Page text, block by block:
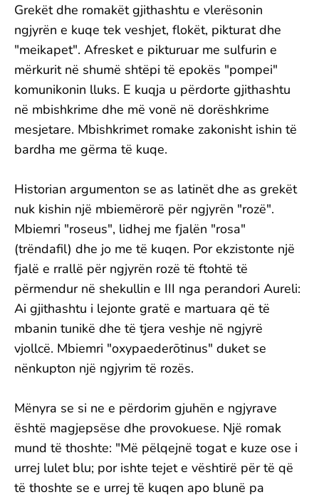
Grekët dhe romakët gjithashtu e vlerësonin
ngjyrën e kuqe tek veshjet, flokët, pikturat dhe
"meikapet". Afresket e pikturuar me sulfurin e
mërkurit në shumë shtëpi të epokës "pompei"
komunikonin lluks. E kuqja u përdorte gjithashtu
në mbishkrime dhe më vonë në dorëshkrime
mesjetare. Mbishkrimet romake zakonisht ishin të
bardha me gërma të kuqe.
Historian argumenton se as latinët dhe as grekët
nuk kishin një mbiemërorë për ngjyrën "rozë".
Mbiemri "roseus", lidhej me fjalën "rosa"
(trëndafil) dhe jo me të kuqen. Por ekzistonte një
fjalë e rrallë për ngjyrën rozë të ftohtë të
përmendur në shekullin e III nga perandori Aureli:
Ai gjithashtu i lejonte gratë e martuara që të
mbanin tunikë dhe të tjera veshje në ngjyrë
vjollcë. Mbiemri "oxypaederōtinus" duket se
nënkupton një ngjyrim të rozës.
Mënyra se si ne e përdorim gjuhën e ngjyrave
është magjepsëse dhe provokuese. Një romak
mund të thoshte: "Më pëlqejnë togat e kuze ose i
urrej lulet blu; por ishte tejet e vështirë për të që
të thoshte se e urrej të kuqen apo blunë pa